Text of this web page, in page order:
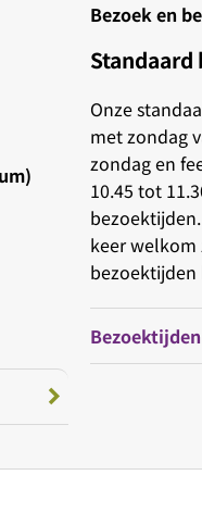
Bezoek en
Onze
met zondag
zondag en
10.45 tot
keer
bezoektijden
Bezoektijden